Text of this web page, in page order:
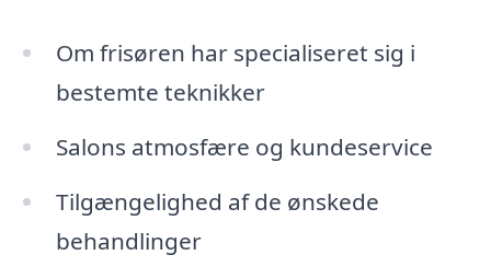
Om frisøren har specialiseret sig i
bestemte teknikker
Salons atmosfære og kundeservice
Tilgængelighed af de ønskede
behandlinger